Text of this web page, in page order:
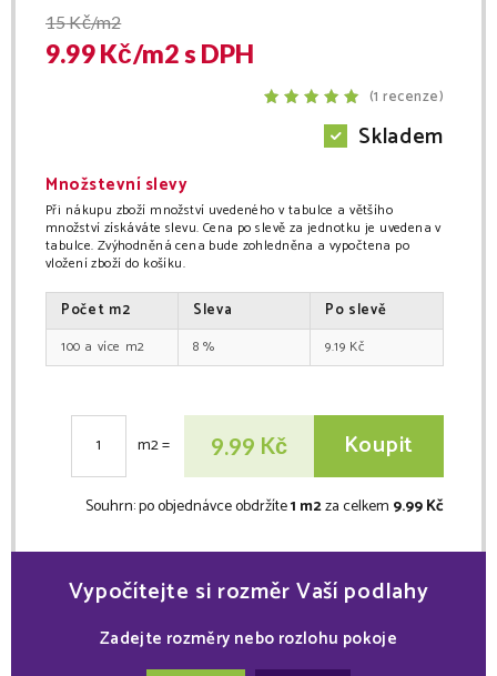
15Kč/m2
9.99Kč/m2s DPH
(1 recenze)
Skladem
Množstevní slevy
Při nákupu zboží množství uvedeného v tabulce a většího
množství získáváte slevu. Cena po slevě za jednotku je uvedena v
tabulce. Zvýhodněná cena bude zohledněna a vypočtena po
vložení zboží do košíku.
Počet m2 Sleva Po slevě
100 m2 8 % 9.19 Kč
m2= 9.99 Kč Koupit
Souhrn:po objednávce obdržíte1 m2za celkem 9.99 Kč
Vypočítejte si rozměr Vaší podlahy
Zadejte rozměry nebo rozlohu pokoje